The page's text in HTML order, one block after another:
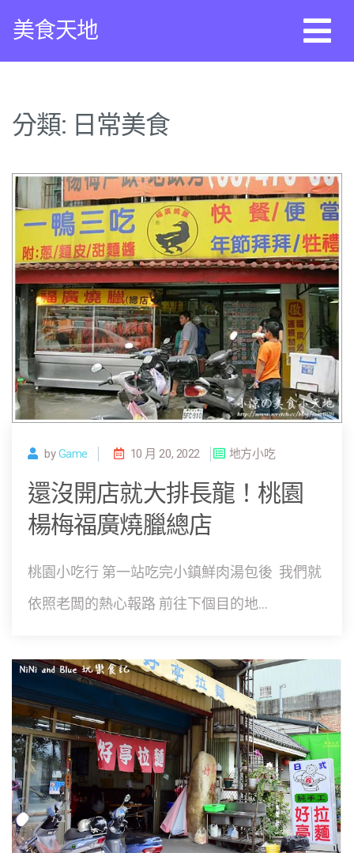
美食天地
分類: 日常美食
byGame 10 月 20, 2022 地方小吃
還沒開店就大排長龍！桃園
楊梅福廣燒臘總店
桃園小吃行 第一站吃完小鎮鮮肉湯包後 我們就
依照老闆的熱心報路 前往下個目的地...